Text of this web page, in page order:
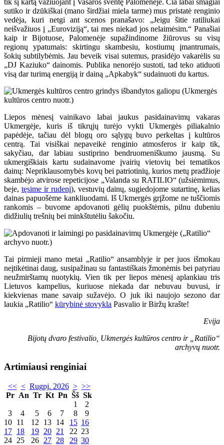
tik šį kartą važiuojant į Vasaros šventę Palomenėje. Čia labai smagiai
sutiko ir dzūkiškai (mano širdžiai miela tarme) mus pristatė renginio
vedėja, kuri netgi ant scenos pranašavo: „Jeigu šitie ratiliukai
neišvažiuos į „Euroviziją“, tai mes niekad jos nelaimėsim.“ Panašiai
kaip ir Bijotuose, Palomenėje supažindinome žiūrovus su visų
regionų ypatumais: skirtingu skambesiu, kostiumų įmantrumais,
šokių subtilybėmis. Jau beveik visai sutemus, prasidėjo vakarėlis su
„DJ Kaziuko“ dainomis. Publika nenorėjo sustoti, tad teko atiduoti
visą dar turimą energiją ir dainą „Apkabyk“ sudainuoti du kartus.
Liepos mėnesį vainikavo labai jaukus pasidainavimų vakaras
Ukmergėje, kuris iš tikrųjų turėjo vykti Ukmergės piliakalnio
papėdėje, tačiau dėl blogų oro sąlygų buvo perkeltas į kultūros
centrą. Tai visiškai nepaveikė renginio atmosferos ir kaip tik,
sakyčiau, dar labiau sustiprino bendruomeniškumo jausmą. Su
ukmergiškiais kartu sudainavome įvairių vietovių bei tematikos
dainų: Nepriklausomybės kovų bei patriotinių, kurios metų pradžioje
skambėjo atvirose repeticijose „Valanda su RATILIO“ (užsiėmimus,
beje, tęsime ir rudenį), vestuvių dainų, sugiedojome sutartinę, kelias
dainas papuošėme kankliuodami. Iš Ukmergės grįžome ne tuščiomis
rankomis – buvome apdovanoti gėlių puokštėmis, pilnu dubeniu
didžiulių trešnių bei minkštutėliu šakočiu.
Tai pirmieji mano metai „Ratilio“ ansamblyje ir per juos išmokau
neįtikėtinai daug, susipažinau su fantastiškais žmonėmis bei patyriau
neužmirštamų nuotykių. Vien tik per liepos mėnesį aplankiau tris
Lietuvos kampelius, kuriuose niekada dar nebuvau buvusi, ir
kiekvienas mane savaip sužavėjo. O juk iki naujojo sezono dar
laukia „Ratilio“ kūrybinė stovykla Pasvalio ir Biržų krašte!
Evija
Bijotų dvaro festivalio, Ukmergės kultūros centro ir „Ratilio“
archyvų nuotr.
Artimiausi renginiai
<< < Rugpj. 2026 > >>
Pr An Tr Kt Pn Šš Sk
1
2
3
4 5 6 7 8
9
10 11 12 13 14 15 16
17 18 19 20 21 22 23
24 25 26 27 28 29 30